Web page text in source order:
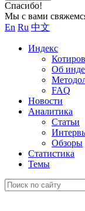
Спасибо!
Мы с вами
En Ru 中文
Индекс
Об
FAQ
Новости
Аналитика
Статьи
Обзоры
Статистика
Темы